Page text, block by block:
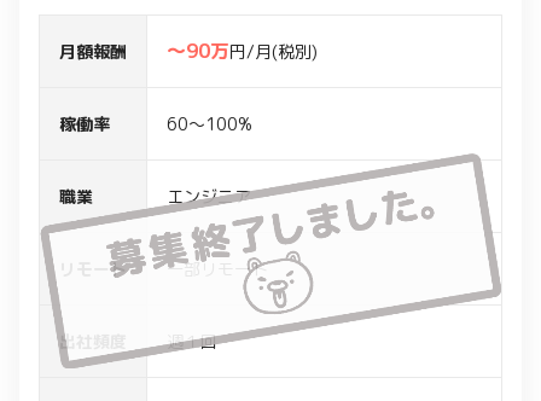
月額報酬 〜90万円/月(税別)
稼働率 60～100%
職業 エンジニア
リモート 一部リモート
出社頻度 週１回